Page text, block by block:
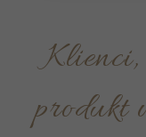
Klienci, którzy kupili ten
produkt